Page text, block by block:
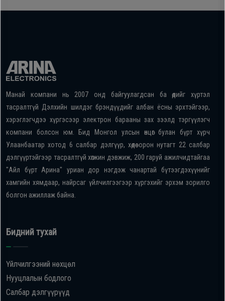
Манай компани нь 2007 онд байгуулагдсан ба өдийг хүртэл
тасралтгүй Дэлхийн шилдэг брэндүүдийг албан ёсны эрхтэйгээр,
хэрэглэгчдээ хүргэсээр электрон барааны зах зээлд тэргүүлэгч
компани болсон юм. Бид Монгол улсын өнцөг булан бүрт хүрч
Улаанбаатар хотод 6 салбар дэлгүүр, хөдөө орон нутагт 22 салбар
дэлгүүртэйгээр тасралтгүй хөгжин дэвжиж, 200 гаруй ажилчидтайгаа
"Айл бүрт Арина" уриан дор нэгдэж чанартай бүтээгдэхүүнийг
хамгийн хямдаар, найрсаг үйлчилгээгээр хүргэхийг эрхэм зорилго
болгон ажиллаж байна.
Бидний тухай
Үйлчилгээний нөхцөл
Нууцлалын бодлого
Салбар дэлгүүрүүд